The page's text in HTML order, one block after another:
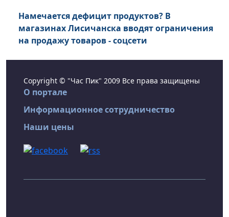
Намечается дефицит продуктов? В
магазинах Лисичанска вводят ограничения
на продажу товаров - соцсети
Copyright © "Час Пик" 2009 Все права защищены
О портале
Информационное сотрудничество
Наши цены